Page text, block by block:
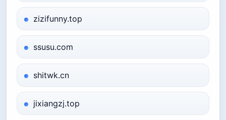
zizifunny.top
ssusu.com
shitwk.cn
jixiangzj.top